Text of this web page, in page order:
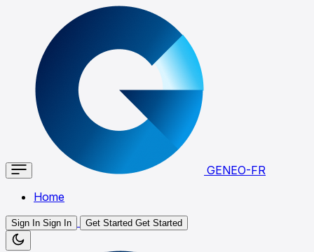
GENEO-FR
Home
Sign In Sign In Get Started Get Started